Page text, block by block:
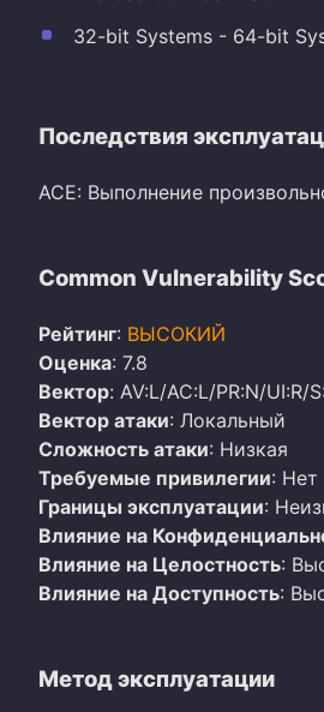
32-bit Systems - 64-bit
Последствия
ACE: Выполнение
Common Vulnerability
Рейтинг: ВЫСОКИЙ
Оценка: 7.8
Вектор: AV:L/AC:L/PR:N/UI:R/
Вектор атаки: Локальный
Сложность атаки: Низкая
Требуемые привилегии: Нет
Границы эксплуатации:
Влияние на
Влияние на Целостность:
Влияние на Доступность:
Метод эксплуатации